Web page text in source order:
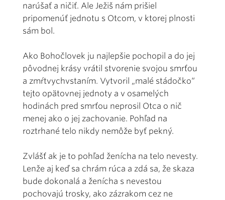
narúšať a ničiť. Ale Ježiš nám prišiel
pripomenúť jednotu s Otcom, v ktorej plnosti
sám bol.
Ako Bohočlovek ju najlepšie pochopil a do jej
pôvodnej krásy vrátil stvorenie svojou smrťou
a zmŕtvychvstaním. Vytvoril „malé stádočko“
tejto opätovnej jednoty a v osamelých
hodinách pred smrťou neprosil Otca o nič
menej ako o jej zachovanie. Pohľad na
roztrhané telo nikdy nemôže byť pekný.
Zvlášť ak je to pohľad ženícha na telo nevesty.
Lenže aj keď sa chrám rúca a zdá sa, že skaza
bude dokonalá a ženícha s nevestou
pochovajú trosky, ako zázrakom cez ne